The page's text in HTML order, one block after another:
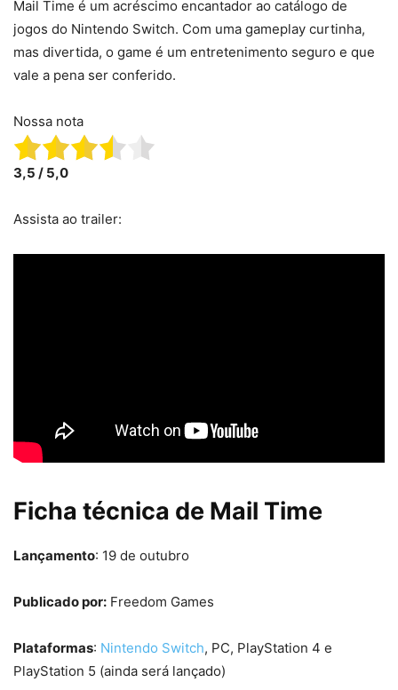
Mail Time é um acréscimo encantador ao catálogo de
jogos do Nintendo Switch. Com uma gameplay curtinha,
mas divertida, o game é um entretenimento seguro e que
vale a pena ser conferido.
Nossa nota
3,5 / 5,0
Assista ao trailer:
Ficha técnica de Mail Time
Lançamento: 19 de outubro
Publicado por: Freedom Games
Plataformas: Nintendo Switch, PC, PlayStation 4 e
PlayStation 5 (ainda será lançado)